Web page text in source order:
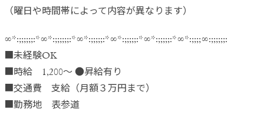
（曜日や時間帯によって内容が異なります）
∞*:;;;;;;:*∞*:;;;;;;:*∞*:;;;;;:*∞*:;;;;;:*∞*:;;;;;:*∞*:;;;;∞:;;;;;;:
■未経験OK
■時給 1,200～ ●昇給有り
■交通費 支給（月額３万円まで）
■勤務地 表参道